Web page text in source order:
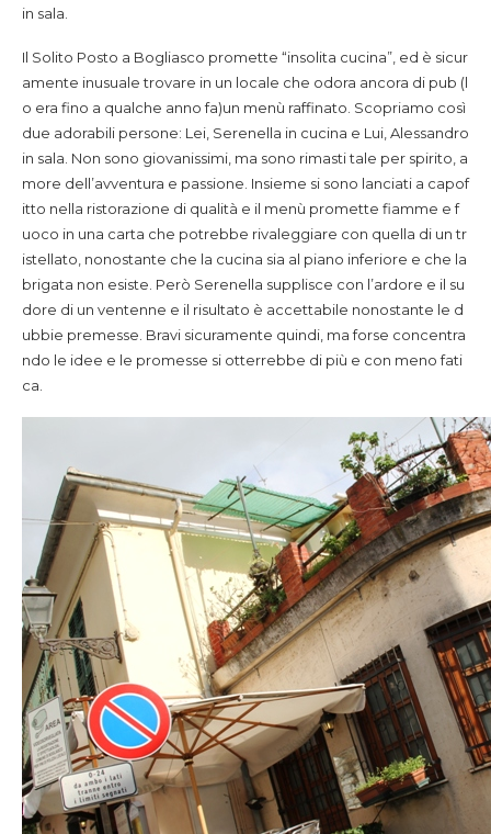
in sala.
Il Solito Posto a Bogliasco promette “insolita cucina”, ed è sicur
amente inusuale trovare in un locale che odora ancora di pub (l
o era fino a qualche anno fa)un menù raffinato. Scopriamo così
due adorabili persone: Lei, Serenella in cucina e Lui, Alessandro
in sala. Non sono giovanissimi, ma sono rimasti tale per spirito, a
more dell’avventura e passione. Insieme si sono lanciati a capof
itto nella ristorazione di qualità e il menù promette fiamme e f
uoco in una carta che potrebbe rivaleggiare con quella di un tr
istellato, nonostante che la cucina sia al piano inferiore e che la
brigata non esiste. Però Serenella supplisce con l’ardore e il su
dore di un ventenne e il risultato è accettabile nonostante le d
ubbie premesse. Bravi sicuramente quindi, ma forse concentra
ndo le idee e le promesse si otterrebbe di più e con meno fati
ca.